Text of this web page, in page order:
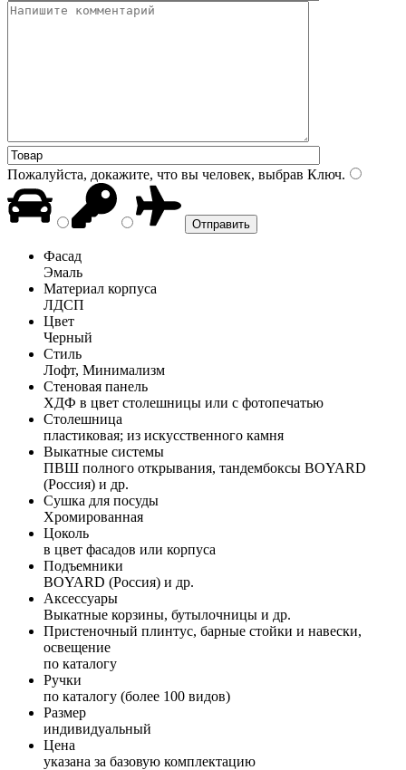
Пожалуйста, докажите, что вы человек, выбрав Ключ.
Фасад
Эмаль
Материал корпуса
ЛДСП
Цвет
Черный
Стиль
Лофт, Минимализм
Стеновая панель
ХДФ в цвет столешницы или с фотопечатью
Столешница
пластиковая; из искусственного камня
Выкатные системы
ПВШ полного открывания, тандембоксы BOYARD
(Россия) и др.
Сушка для посуды
Хромированная
Цоколь
в цвет фасадов или корпуса
Подъемники
BOYARD (Россия) и др.
Аксессуары
Выкатные корзины, бутылочницы и др.
Пристеночный плинтус, барные стойки и навески,
освещение
по каталогу
Ручки
по каталогу (более 100 видов)
Размер
индивидуальный
Цена
указана за базовую комплектацию